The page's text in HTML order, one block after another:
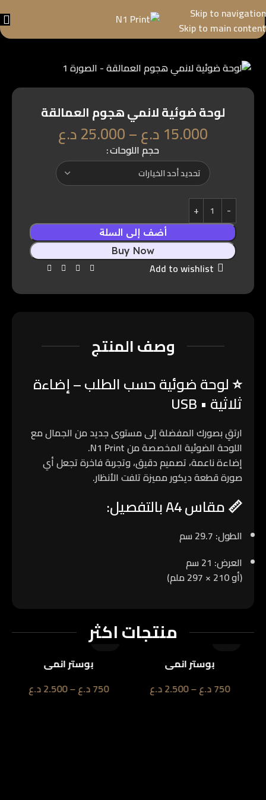
Skip to navigation
Skip to main content
لوحة ضوئية لانمي هجوم العمالقة
15.000د.ع–
25.000د.ع
حجم اللوحات
أضف إلى السلة
Buy Now
Add to wishlist
وصف المنتج
⭐لوحة ضوئية حسب الطلب – إضاءة
ثلاثية • USB
ارتقِ بصورك المفضلة إلى مستوى جديد من الجمال مع
اللوحة الضوئية المخصصة منN1 Print
.
إضاءة ناعمة، تصميم دقيق، وتجربة فاخرة تجعل أي
صورة قطعة ديكور مميزة تلفت الأنظار.
📏مقاس A4 بالتفصيل:
الطول:
العرض:
(أو 210 × 297 ملم)
منتجات اكثر
بوستر انمي
750د.ع–
2.500د.ع
بوستر انمي
750د.ع–
2.500د.ع